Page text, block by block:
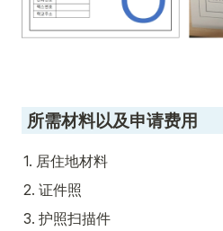
所需材料以及申请费用
1. 居住地材料
2. 证件照
3. 护照扫描件